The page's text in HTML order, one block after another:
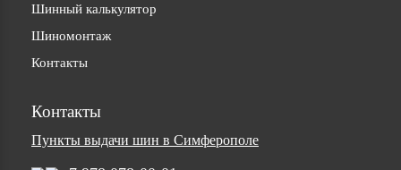
Шинный калькулятор
Шиномонтаж
Контакты
Контакты
Пункты выдачи шин в Симферополе